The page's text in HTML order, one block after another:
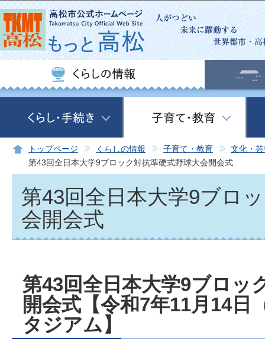
この
トップページ くらしの情報 子育て・教育
文化・
第43回全日本大学9ブロック対抗準硬式野球大会開会式
第43回全日本大学9ブロ
会開会式
第43回全日本大学9ブロッ
開会式【令和7年11月14日
タジアム】